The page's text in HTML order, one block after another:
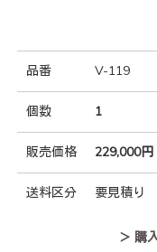
品番 V-119
個数 1
販売価格 229,000円
送料区分 要見積り
＞ 購